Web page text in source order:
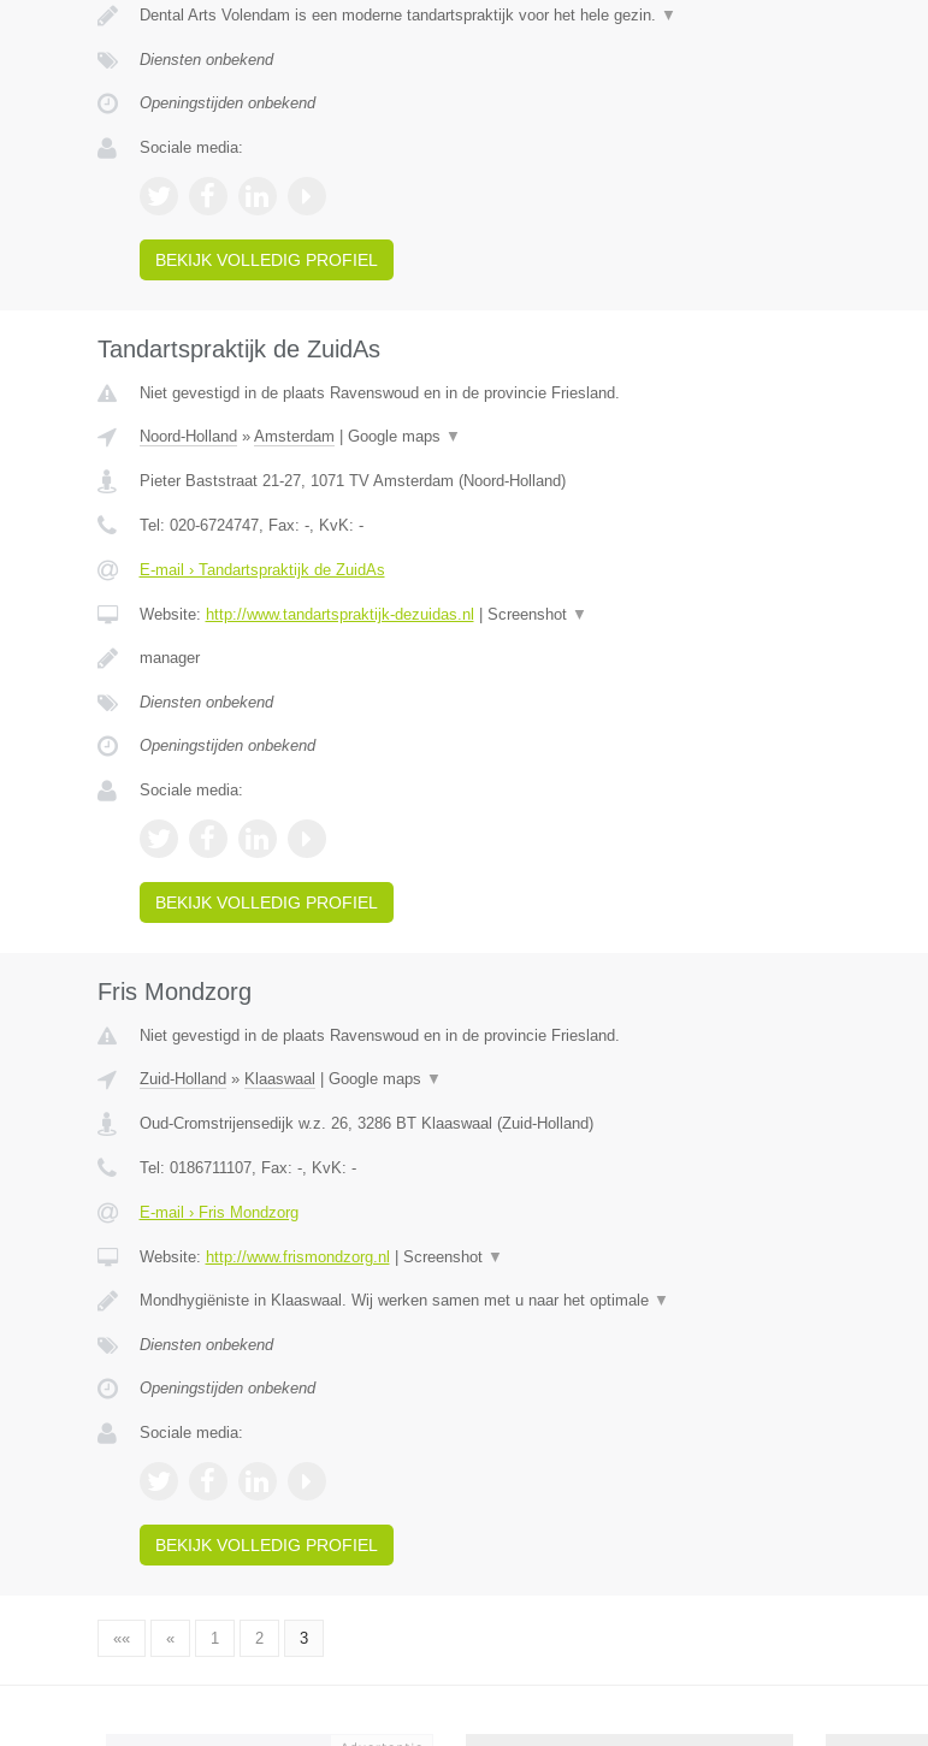
Dental Arts Volendam is een moderne tandartspraktijk voor het hele gezin. ▼
Diensten onbekend
Openingstijden onbekend
Sociale media:
BEKIJK VOLLEDIG PROFIEL
Tandartspraktijk de ZuidAs
Niet gevestigd in de plaats Ravenswoud en in de provincie Friesland.
Noord-Holland » Amsterdam Google maps ▼
Pieter Baststraat 21-27, 1071 TV Amsterdam (Noord-Holland)
Tel: 020-6724747, Fax: -, KvK: -
E-mail › Tandartspraktijk de ZuidAs
Website: http://www.tandartspraktijk-dezuidas.nl Screenshot ▼
manager
Diensten onbekend
Openingstijden onbekend
Sociale media:
BEKIJK VOLLEDIG PROFIEL
Fris Mondzorg
Niet gevestigd in de plaats Ravenswoud en in de provincie Friesland.
Zuid-Holland » Klaaswaal Google maps ▼
Oud-Cromstrijensedijk w.z. 26, 3286 BT Klaaswaal (Zuid-Holland)
Tel: 0186711107, Fax: -, KvK: -
E-mail › Fris Mondzorg
Website: http://www.frismondzorg.nl Screenshot ▼
Mondhygiëniste in Klaaswaal. Wij werken samen met u naar het optimale ▼
Diensten onbekend
Openingstijden onbekend
Sociale media:
BEKIJK VOLLEDIG PROFIEL
«« « 1 2 3